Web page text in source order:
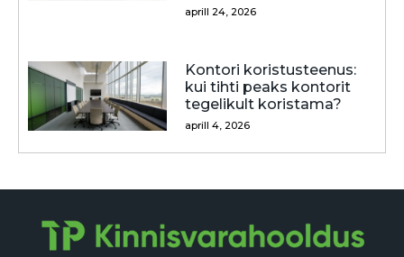
aprill 24, 2026
Kontori koristusteenus:
kui tihti peaks kontorit
tegelikult koristama?
aprill 4, 2026